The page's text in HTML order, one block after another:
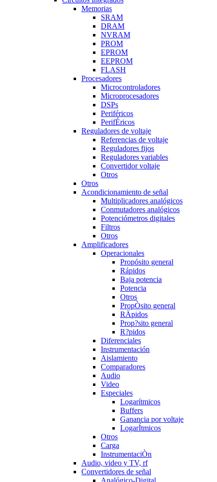
Memorias
SRAM
DRAM
NVRAM
PROM
EPROM
EEPROM
FLASH
Procesadores
Microcontroladores
Microprocesadores
DSPs
Periféricos
PerifÉricos
Reguladores de voltaje
Referencias de voltaje
Reguladores fijos
Reguladores variables
Convertidor voltaje
Otros
Otros
Acondicionamiento de señal
Multiplicadores analógicos
Conmutadores analógicos
Potenciómetros digitales
Filtros
Otros
Amplificadores
Operacionales
Propósito general
Rápidos
Baja potencia
Potencia
Otros
PropÒsito general
RÄpidos
Prop?sito general
R?pidos
Diferenciales
Instrumentación
Aislamiento
Comparadores
Audio
Video
Especiales
Logarítmicos
Buffers
Ganancia por voltaje
LogarÍtmicos
Otros
Carga
InstrumentaciÒn
Audio, video y TV, rf
Convertidores de señal
Analógico-Digital